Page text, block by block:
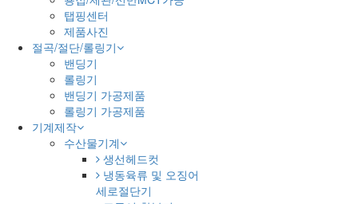
탭핑센터
제품사진
절곡/절단/롤링기
밴딩기
롤링기
밴딩기 가공제품
롤링기 가공제품
기계제작
수산물기계
생선헤드컷
냉동육류 및 오징어
세로절단기